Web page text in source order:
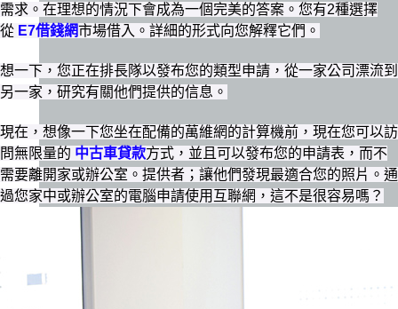
需求。在理想的情況下會成為一個完美的答案。您有2種選擇
從 E7借錢網市場借入。詳細的形式向您解釋它們。
想一下，您正在排長隊以發布您的類型申請，從一家公司漂流到
另一家，研究有關他們提供的信息。
現在，想像一下您坐在配備的萬維網的計算機前，現在您可以訪
問無限量的 中古車貸款方式，並且可以發布您的申請表，而不
需要離開家或辦公室。提供者；讓他們發現最適合您的照片。通
過您家中或辦公室的電腦申請使用互聯網，這不是很容易嗎？